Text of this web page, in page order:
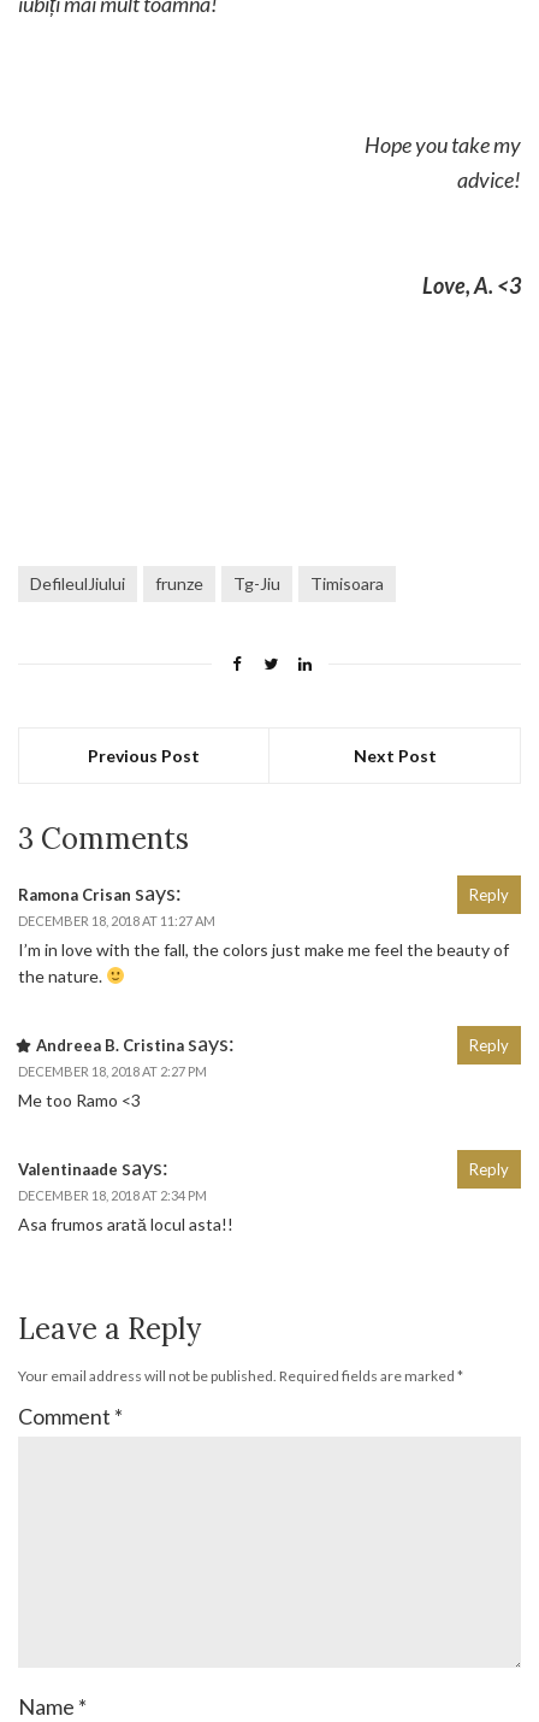
Hope you take my
advice!
Love, A. <3
DefileulJiului frunze Tg-Jiu Timisoara
Previous Post Next Post
3 Comments
Ramona Crisan says:
DECEMBER 18, 2018 AT 11:27 AM
I’m in love with the fall, the colors just make me feel the beauty of
the nature.
Reply
Andreea B. Cristina says:
DECEMBER 18, 2018 AT 2:27 PM
Me too Ramo <3
Reply
Valentinaade says:
DECEMBER 18, 2018 AT 2:34 PM
Asa frumos arată locul asta!!
Reply
Leave a Reply
Your email address will not be published. Required fields are marked *
Comment *
Name *